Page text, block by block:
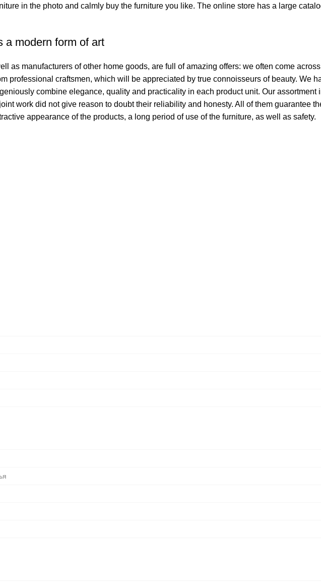
in the photo and calmly buy the furniture you like. The online store has a large
a modern form of art
as manufacturers of other home goods, are full of amazing offers: we often come
professional craftsmen, which will be appreciated by true connoisseurs of beauty. We
combine elegance, quality and practicality in each product unit. Our
work did not give reason to doubt their reliability and honesty. All of them guarantee
appearance of the products, a long period of use of the furniture, as well as safety.